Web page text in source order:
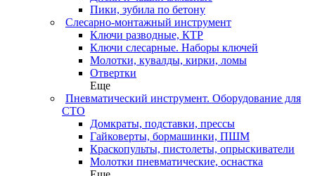
Пики, зубила по бетону
Слесарно-монтажный инструмент
Ключи разводные, КТР
Ключи слесарные. Наборы ключей
Молотки, кувалды, кирки, ломы
Отвертки
Еще
Пневматический инструмент. Оборудование для
СТО
Домкраты, подставки, прессы
Гайковерты, бормашинки, ПШМ
Краскопульты, пистолеты, опрыскиватели
Молотки пневматические, оснастка